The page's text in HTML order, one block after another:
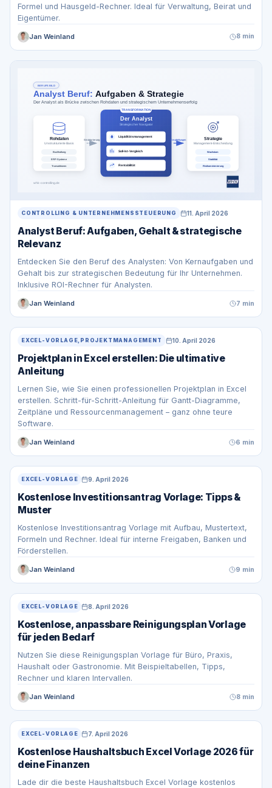
Formel und Hausgeld-Rechner. Ideal für Verwaltung, Beirat und
Eigentümer.
Jan Weinland 8 min
CONTROLLING & UNTERNEHMENSSTEUERUNG 11. April 2026
Analyst Beruf: Aufgaben, Gehalt & strategische
Relevanz
Entdecken Sie den Beruf des Analysten: Von Kernaufgaben und
Gehalt bis zur strategischen Bedeutung für Ihr Unternehmen.
Inklusive ROI-Rechner für Analysten.
Jan Weinland 7 min
EXCEL-VORLAGE,PROJEKTMANAGEMENT 10. April 2026
Projektplan in Excel erstellen: Die ultimative
Anleitung
Lernen Sie, wie Sie einen professionellen Projektplan in Excel
erstellen. Schritt-für-Schritt-Anleitung für Gantt-Diagramme,
Zeitpläne und Ressourcenmanagement – ganz ohne teure
Software.
Jan Weinland 6 min
EXCEL-VORLAGE 9. April 2026
Kostenlose Investitionsantrag Vorlage: Tipps &
Muster
Kostenlose Investitionsantrag Vorlage mit Aufbau, Mustertext,
Formeln und Rechner. Ideal für interne Freigaben, Banken und
Förderstellen.
Jan Weinland 9 min
EXCEL-VORLAGE 8. April 2026
Kostenlose, anpassbare Reinigungsplan Vorlage
für jeden Bedarf
Nutzen Sie diese Reinigungsplan Vorlage für Büro, Praxis,
Haushalt oder Gastronomie. Mit Beispieltabellen, Tipps,
Rechner und klaren Intervallen.
Jan Weinland 8 min
EXCEL-VORLAGE 7. April 2026
Kostenlose Haushaltsbuch Excel Vorlage 2026 für
deine Finanzen
Lade dir die beste Haushaltsbuch Excel Vorlage kostenlos